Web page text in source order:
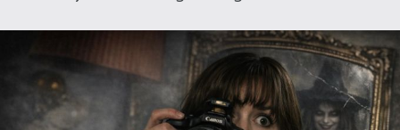
kérnél a világtól, amely már rég
eldöntötte, hogy a helyed a szabályai
között van. A szellemek nem félnek tőled
— ők csak azt várják, mikor hibázol, hogy
még szorosabbra húzhassák a hurkot.